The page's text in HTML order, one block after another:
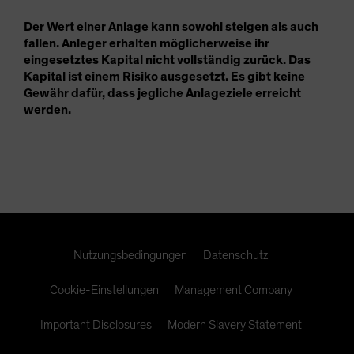
Der Wert einer Anlage kann sowohl steigen als auch
fallen. Anleger erhalten möglicherweise ihr
eingesetztes Kapital nicht vollständig zurück. Das
Kapital ist einem Risiko ausgesetzt. Es gibt keine
Gewähr dafür, dass jegliche Anlageziele erreicht
werden.
Nutzungsbedingungen Datenschutz
Cookie-Einstellungen Management Company
Important Disclosures Modern Slavery Statement